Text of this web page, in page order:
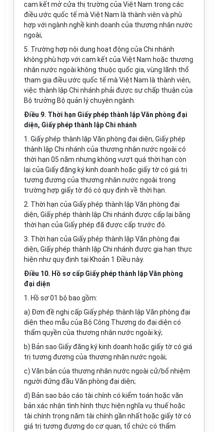
cam kết mở cửa thị trường của Việt Nam trong các
điều ước quốc tế mà Việt Nam là thành viên và phù
hợp với ngành nghề kinh doanh của thương nhân nước
ngoài;
5. Trường hợp nội dung hoạt động của Chi nhánh
không phù hợp với cam kết của Việt Nam hoặc thương
nhân nước ngoài không thuộc quốc gia, vùng lãnh thổ
tham gia điều ước quốc tế mà Việt Nam là thành viên,
việc thành lập Chi nhánh phải được sự chấp thuận của
Bộ trưởng Bộ quản lý chuyên ngành.
Điều 9. Thời hạn Giấy phép thành lập Văn phòng đại
diện, Giấy phép thành lập Chi nhánh
1. Giấy phép thành lập Văn phòng đại diện, Giấy phép
thành lập Chi nhánh của thương nhân nước ngoài có
thời hạn 05 năm nhưng không vượt quá thời hạn còn
lại của Giấyđăng ký kinh doanh hoặc giấy tờ có giá trị
tương đương của thương nhân nước ngoài trong
trường hợp giấy tờ đó có quy định về thời hạn.
2. Thời hạn của Giấy phép thành lập Văn phòng đại
diện, Giấy phép thành lập Chi nhánh được cấp lại bằng
thời hạn của Giấy phép đã được cấp trước đó.
3. Thời hạn của Giấy phép thành lập Văn phòng đại
diện, Giấy phép thành lập Chi nhánh được gia hạn thực
hiện như quy định tại Khoản 1 Điều này.
Điều 10. Hồ sơ cấp Giấy phép thành lập Văn phòng
đại diện
1. Hồ sơ 01 bộ bao gồm:
a) Đơn đề nghị cấp Giấy phép thành lập Văn phòng đại
diện theo mẫu của Bộ Công Thương do đại diện có
thẩm quyền của thương nhân nước ngoài ký;
b) Bản sao Giấy đăng ký kinh doanh hoặc giấy tờ có giá
trị tương đương của thương nhân nước ngoài;
c) Văn bản của thương nhân nước ngoài cử/bổ nhiệm
người đứng đầu Văn phòng đại diện;
d) Bản sao báo cáo tài chính có kiểm toán hoặc văn
bản xác nhận tình hình thực hiện nghĩa vụ thuế hoặc
tài chính trong năm tài chính gần nhất hoặc giấy tờ có
giá trị tương đương do cơ quan, tổ chức có thẩm